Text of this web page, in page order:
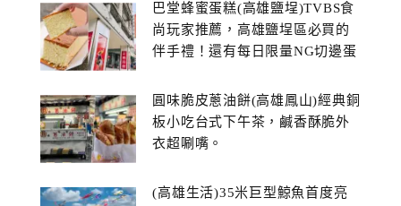
巴堂蜂蜜蛋糕(高雄鹽埕)TVBS食
尚玩家推薦，高雄鹽埕區必買的
伴手禮！還有每日限量NG切邊蛋
圓味脆皮蔥油餅(高雄鳳山)經典銅
板小吃台式下午茶，鹹香酥脆外
衣超唰嘴。
(高雄生活)35米巨型鯨魚首度亮